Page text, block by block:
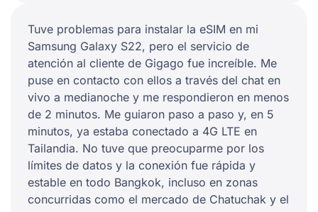
Tuve problemas para instalar la eSIM en mi
Samsung Galaxy S22, pero el servicio de
atención al cliente de Gigago fue increíble. Me
puse en contacto con ellos a través del chat en
vivo a medianoche y me respondieron en menos
de 2 minutos. Me guiaron paso a paso y, en 5
minutos, ya estaba conectado a 4G LTE en
Tailandia. No tuve que preocuparme por los
límites de datos y la conexión fue rápida y
estable en todo Bangkok, incluso en zonas
concurridas como el mercado de Chatuchak y el